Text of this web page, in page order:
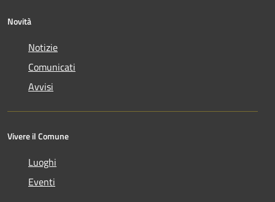
Novità
Notizie
Comunicati
Avvisi
Vivere il Comune
Luoghi
Eventi